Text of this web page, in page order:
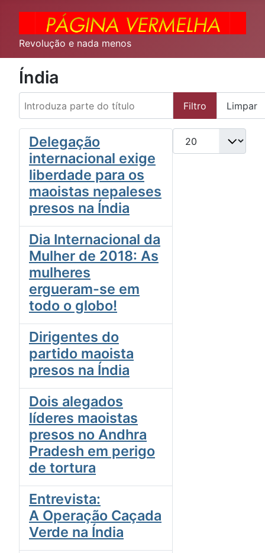
Revolução e nada menos
Índia
Introduza parte do título
Filtro Limpar
Qtd. a exibir
Delegação
internacional exige
liberdade para os
maoistas nepaleses
presos na Índia
Dia Internacional da
Mulher de 2018: As
mulheres
ergueram-se em
todo o globo!
Dirigentes do
partido maoista
presos na Índia
Dois alegados
líderes maoistas
presos no Andhra
Pradesh em perigo
de tortura
Entrevista:
A Operação Caçada
Verde na Índia